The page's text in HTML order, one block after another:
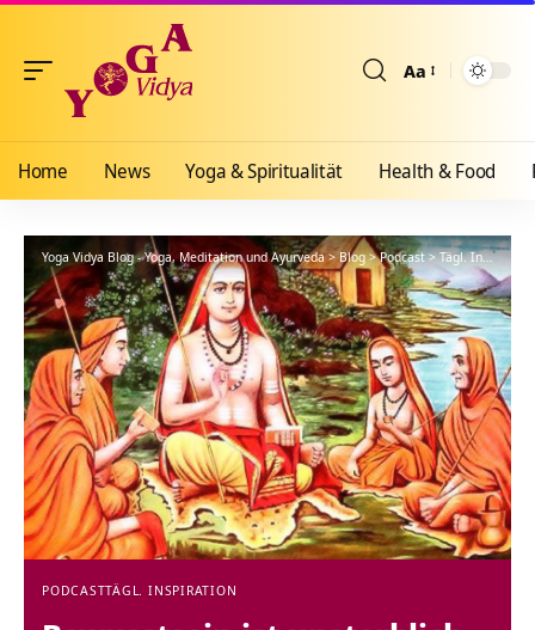
Aa
Home News Yoga & Spiritualität Health & Food
Yoga Vidya Blog - Yoga, Meditation und Ayurveda>Blog>Podcast>Tägl. Inspiration
PODCASTTÄGL. INSPIRATION